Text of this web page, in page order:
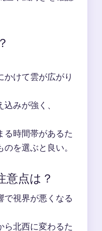
けて雲が広がり
みが強く、
る時間帯があるた
を選ぶと良い。
意点は？
で視界が悪くなる
ら北西に変わるた